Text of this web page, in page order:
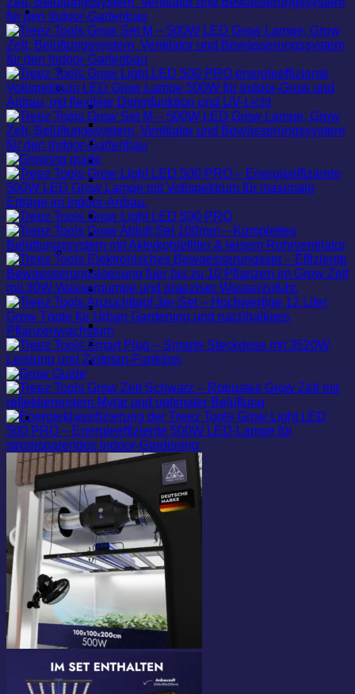
420 Grow Blog
Alle Beiträge
Grow
Keimung
Steckling
Wachstum
Ernte
Tipps & Wissen
Strain Reviews
Lichtrezepte
Equipment
Anbau Beleuchtung
Anbau Zelte
Bewässerung
Dünger
Luftregulierung & Belüftung
Smart Automatisierung
420 Grow Guide
Über Uns
Kontakt